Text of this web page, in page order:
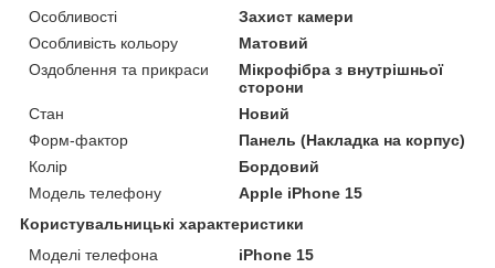
Особливості
Захист камери
Особливість кольору
Матовий
Оздоблення та прикраси
Мікрофібра з внутрішньої
сторони
Стан
Новий
Форм-фактор
Панель (Накладка на корпус)
Колір
Бордовий
Модель телефону
Apple iPhone 15
Користувальницькі характеристики
Моделі телефона
iPhone 15